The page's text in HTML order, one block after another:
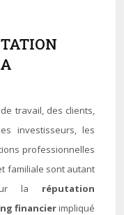
travail, des clients,
investisseurs, les
professionnelles
familiale sont autant
sur la réputation
financierimpliqué